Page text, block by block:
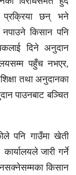
छन् भने
किसान पनि
दिने अनुदान
पहुँच नभएर,
तथा अनुदानका
पाउनबाट बञ्चित
पनि गाउँमा खेती
जारी गर्ने
नसक्नेसम्मका किसान